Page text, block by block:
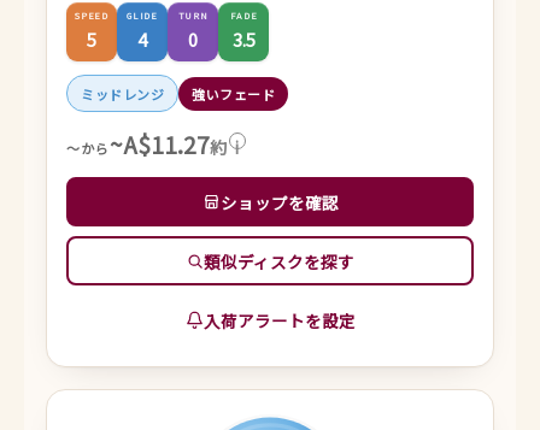
SPEED
5
GLIDE
4
TURN
0
FADE
3.5
ミッドレンジ 強いフェード
～から~A$11.27約 i
ショップを確認
類似ディスクを探す
入荷アラートを設定